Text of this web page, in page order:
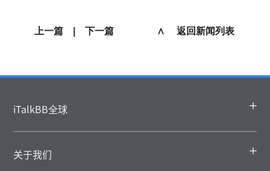
上一篇 |下一篇 ∧ 返回新闻列表
iTalkBB全球
关于我们